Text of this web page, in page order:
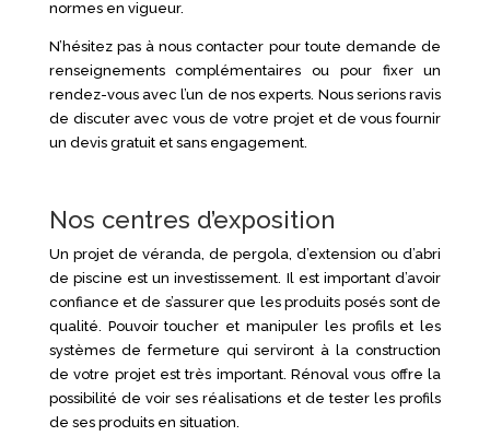
normes en vigueur.
N’hésitez pas à nous contacter pour toute demande de
renseignements complémentaires ou pour fixer un
rendez-vous avec l’un de nos experts. Nous serions ravis
de discuter avec vous de votre projet et de vous fournir
un devis gratuit et sans engagement.
Nos centres d’exposition
Un projet de véranda, de pergola, d’extension ou d’abri
de piscine est un investissement. Il est important d’avoir
confiance et de s’assurer que les produits posés sont de
qualité. Pouvoir toucher et manipuler les profils et les
systèmes de fermeture qui serviront à la construction
de votre projet est très important. Rénoval vous offre la
possibilité de voir ses réalisations et de tester les profils
de ses produits en situation.